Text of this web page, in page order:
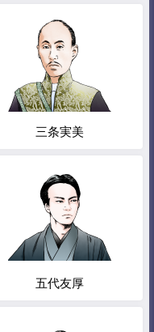
三条実美
五代友厚